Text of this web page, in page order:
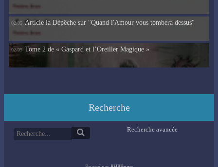
02/05 Article la Dépêche sur "Quand l'Amour vous tombera dessus"
02/05 Tome 2 de « Gaspard et l’Oreiller Magique »
Recherche
Recherche avancée